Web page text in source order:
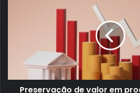
Preservação de valor em